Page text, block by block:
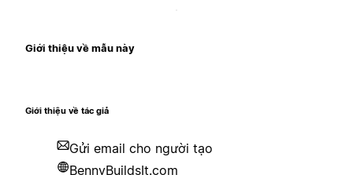
Giới thiệu về mẫu này
Giới thiệu về tác giả
Gửi email cho người tạo
BennyBuildsIt.com